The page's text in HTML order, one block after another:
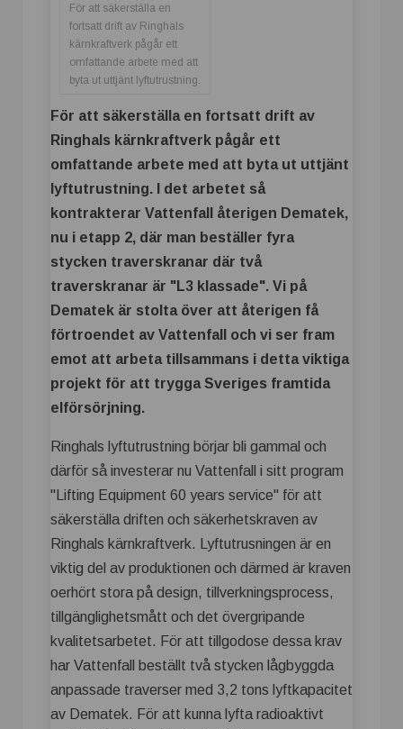
För att säkerställa en
fortsatt drift av Ringhals
kärnkraftverk pågår ett
omfattande arbete med att
byta ut uttjänt lyftutrustning.
För att säkerställa en fortsatt drift av
Ringhals kärnkraftverk pågår ett
omfattande arbete med att byta ut uttjänt
lyftutrustning. I det arbetet så
kontrakterar Vattenfall återigen Dematek,
nu i etapp 2, där man beställer fyra
stycken traverskranar där två
traverskranar är "L3 klassade". Vi på
Dematek är stolta över att återigen få
förtroendet av Vattenfall och vi ser fram
emot att arbeta tillsammans i detta viktiga
projekt för att trygga Sveriges framtida
elförsörjning.
Ringhals lyftutrustning börjar bli gammal och
därför så investerar nu Vattenfall i sitt program
"Lifting Equipment 60 years service" för att
säkerställa driften och säkerhetskraven av
Ringhals kärnkraftverk. Lyftutrusningen är en
viktig del av produktionen och därmed är kraven
oerhört stora på design, tillverkningsprocess,
tillgänglighetsmått och det övergripande
kvalitetsarbetet. För att tillgodose dessa krav
har Vattenfall beställt två stycken lågbyggda
anpassade traverser med 3,2 tons lyftkapacitet
av Dematek. För att kunna lyfta radioaktivt